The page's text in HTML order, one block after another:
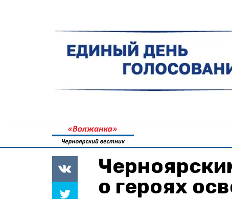
о героях